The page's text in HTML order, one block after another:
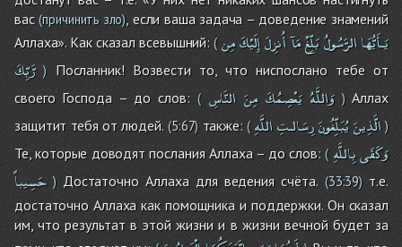
вас(причинить зло) , если ваша задача – доведение знамений
Аллаха». Как сказал всевышний: ( يَـأَيُّهَاالرَّسُولُبَلِّغْمَآأُنزِلَإِلَيْكَمِن
رَّبِّكَ) Посланник! Возвести то, что ниспослано тебе от
своего Господа – до слов:( وَاللَّهُ يَعْصِمُكَ مِنَ النَّاسِ )Аллах
защитит тебя от людей. (5:67) также:( الَّذِينَيُبَلِّغُونَرِسَالـتِاللَّهِ )
Те, которые доводят послания Аллаха – до слов:( وَكَفَىبِاللَّهِ
حَسِيباً)Достаточно Аллаха для ведения счёта. (33:39) т.е.
достаточно Аллаха как помощника и поддержки. Он сказал
им, что результат в этой жизни и в жизни вечной будет за